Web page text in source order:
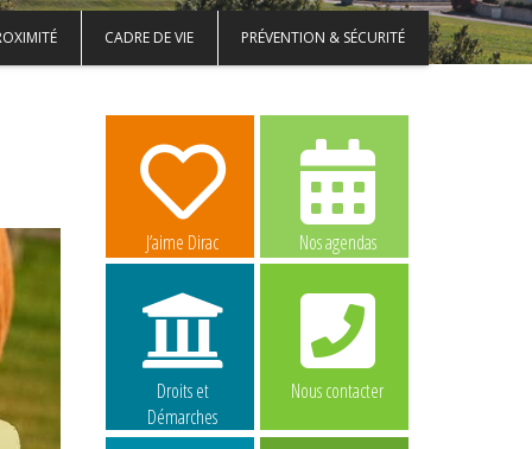
CADRE DE VIE PRÉVENTION & SÉCURITÉ
J’aime Dirac Nos agendas
Droits et
Démarches
Nous contacter